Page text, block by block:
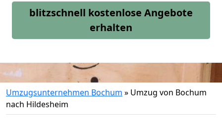
blitzschnell kostenlose Angebote
erhalten
Umzugsunternehmen Bochum » Umzug von Bochum
nach Hildesheim